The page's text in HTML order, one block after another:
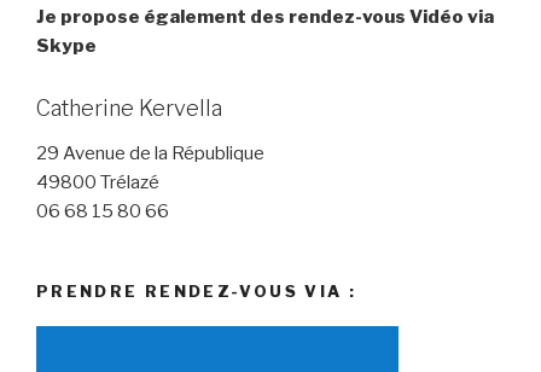
Je propose également des rendez-vous Vidéo via
Skype
Catherine Kervella
29 Avenue de la République
49800 Trélazé
06 68 15 80 66
PRENDRE RENDEZ-VOUS VIA :